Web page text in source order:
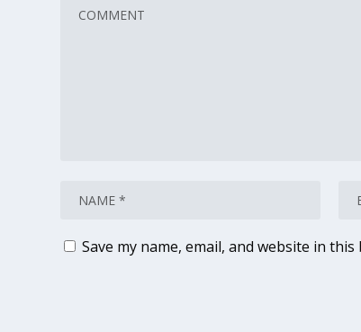
Save my name, email, and website in